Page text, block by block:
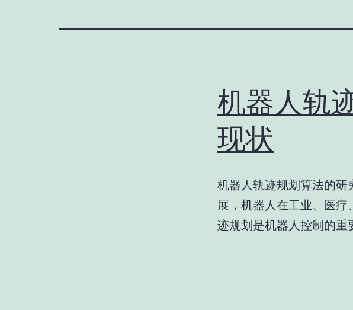
机器人轨
现状
机器人轨迹规划算法的研
展，机器人在工业、医
迹规划是机器人控制的